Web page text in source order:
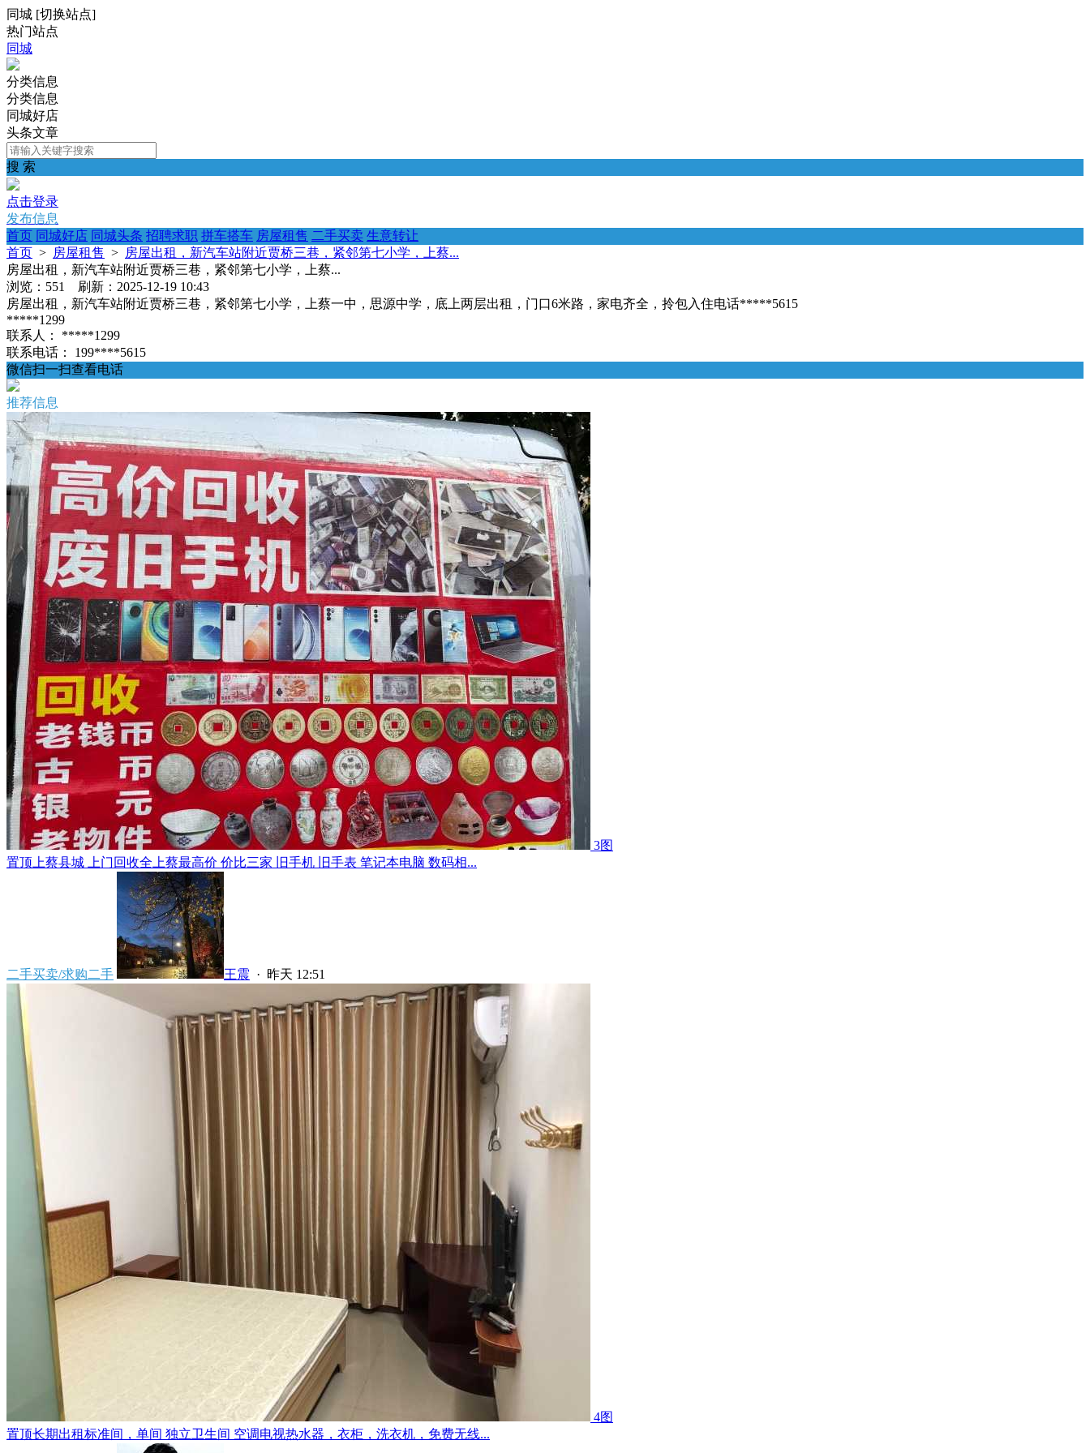
同城 [切换站点]
热门站点
同城
分类信息
分类信息
同城好店
头条文章
搜 索
点击登录
发布信息
首页 同城好店 同城头条 招聘求职 拼车搭车 房屋租售 二手买卖 生意转让
首页 > 房屋租售 > 房屋出租，新汽车站附近贾桥三巷，紧邻第七小学，上蔡...
房屋出租，新汽车站附近贾桥三巷，紧邻第七小学，上蔡...
浏览：551 刷新：2025-12-19 10:43
房屋出租，新汽车站附近贾桥三巷，紧邻第七小学，上蔡一中，思源中学，底上两层出租，门口6米路，家电齐全，拎包入住电话*****5615
*****1299
联系人：
*****1299
联系电话：
199****5615
微信扫一扫查看电话
推荐信息
3图
置顶 上蔡县城 上门回收全上蔡最高价 价比三家 旧手机 旧手表 笔记本电脑 数码相...
二手买卖/求购二手 王震 · 昨天 12:51
4图
置顶长期出租标准间，单间 独立卫生间 空调电视热水器，衣柜，洗衣机，免费无线...